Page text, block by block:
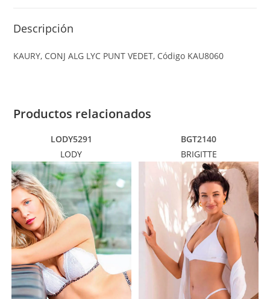
Descripción
KAURY, CONJ ALG LYC PUNT VEDET, Código KAU8060
Productos relacionados
LODY5291
LODY
BGT2140
BRIGITTE